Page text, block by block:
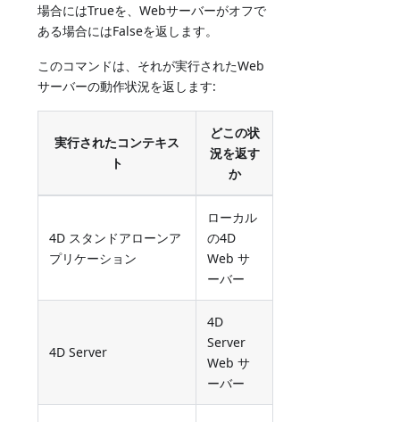
場合にはTrueを、Webサーバーがオフで
ある場合にはFalseを返します。
このコマンドは、それが実行されたWeb
サーバーの動作状況を返します:
実行されたコンテキス
ト
どこの状
況を返す
か
4D スタンドアローンア
プリケーション
ローカル
の4D
Web サ
ーバー
4D Server
4D
Server
Web サ
ーバー